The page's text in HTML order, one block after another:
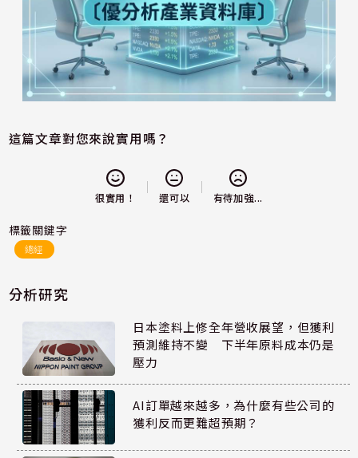
這篇文章對您來說實用嗎？
很實用！ 還可以 有待加強...
標籤關鍵字
總經
分析研究
日本塗料上修全年營收展望，但獲利
預測維持不變 下半年原料成本仍是
壓力
AI訂單越來越多，為什麼有些公司的
獲利反而更難超預期？